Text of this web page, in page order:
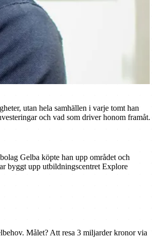
utan hela samhällen i varje tomt han
och vad som driver honom framåt.
Gelba köpte han upp området och
byggt upp utbildningscentret Explore
Målet? Att resa 3 miljarder kronor via